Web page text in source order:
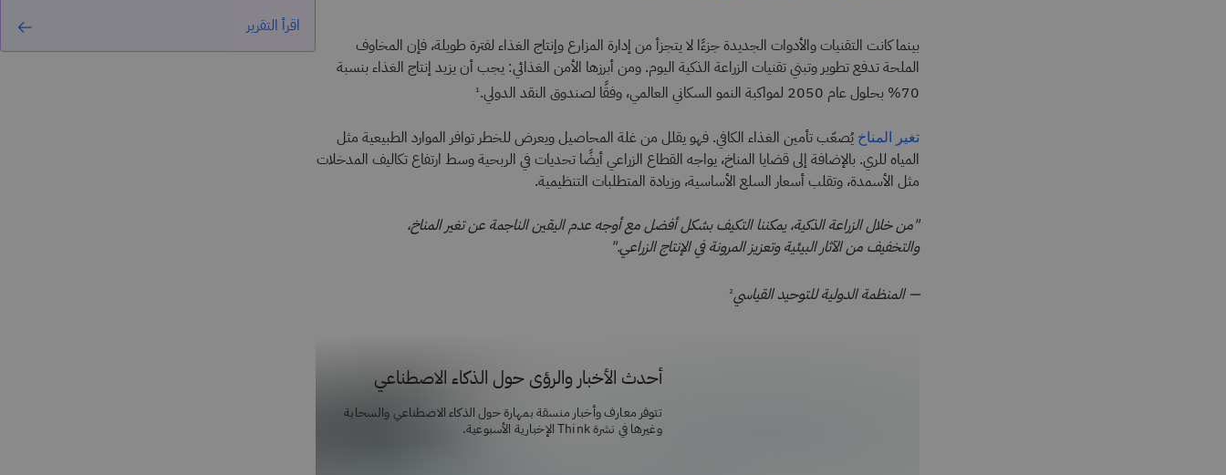
بينما كانت التقنيات والأدوات الجديدة جزءًا لا يتجزأ من إدارة المزارع وإنتاج الغذاء لفترة طويلة، فإن المخاوف
الملحة تدفع تطوير وتبني تقنيات الزراعة الذكية اليوم. ومن أبرزها الأمن الغذائي: يجب أن يزيد إنتاج الغذاء بنسبة
70% بحلول عام 2050 لمواكبة النمو السكاني العالمي، وفقًا لصندوق النقد الدولي.
1
تغير المناخ يُصعّب تأمين الغذاء الكافي. فهو يقلل من غلة المحاصيل ويعرض للخطر توافر الموارد الطبيعية مثل
المياه للري. بالإضافة إلى قضايا المناخ، يواجه القطاع الزراعي أيضًا تحديات في الربحية وسط ارتفاع تكاليف المدخلات
مثل الأسمدة، وتقلب أسعار السلع الأساسية، وزيادة المتطلبات التنظيمية.
"من خلال الزراعة الذكية، يمكننا التكيف بشكل أفضل مع أوجه عدم اليقين الناجمة عن تغير المناخ،
والتخفيف من الآثار البيئية وتعزيز المرونة في الإنتاج الزراعي."
— المنظمة الدولية للتوحيد القياسي2
أحدث الأخبار والرؤى حول الذكاء الاصطناعي
تتوفر معارف وأخبار منسقة بمهارة حول الذكاء الاصطناعي والسحابة
وغيرها في نشرة Think الإخبارية الأسبوعية.
اقرأ التقرير